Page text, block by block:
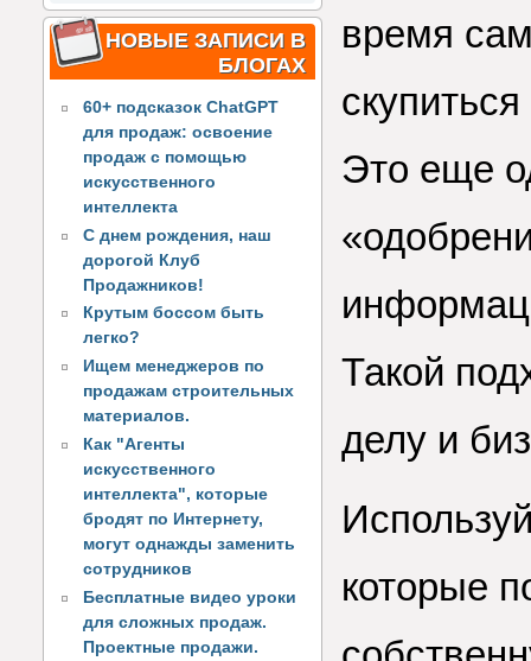
НОВЫЕ ЗАПИСИ В
БЛОГАХ
60+ подсказок ChatGPT
для продаж: освоение
продаж с помощью
искусственного
интеллекта
С днем рождения, наш
дорогой Клуб
Продажников!
Крутым боссом быть
легко?
Ищем менеджеров по
продажам строительных
материалов.
Как "Агенты
искусственного
интеллекта", которые
бродят по Интернету,
могут однажды заменить
сотрудников
Бесплатные видео уроки
для сложных продаж.
Проектные продажи.
время
Это еще
Такой
делу и
которые